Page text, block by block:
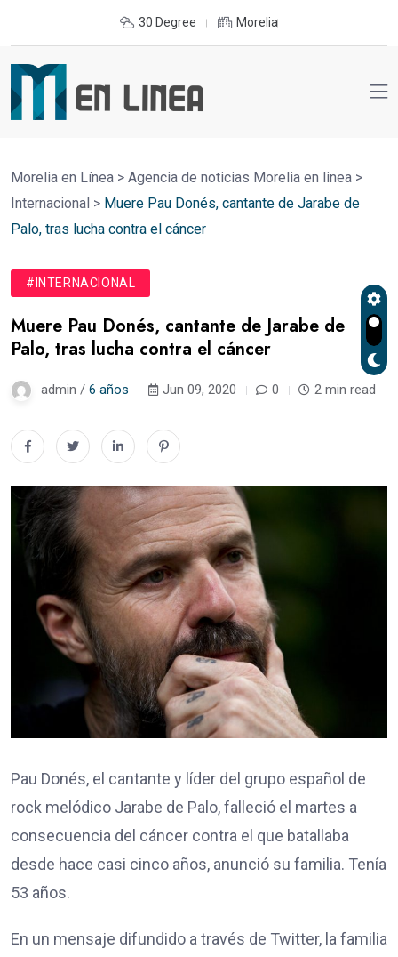
30 Degree Morelia
Morelia en Línea > Agencia de noticias Morelia en linea >
Internacional > Muere Pau Donés, cantante de Jarabe de
Palo, tras lucha contra el cáncer
#INTERNACIONAL
Muere Pau Donés, cantante de Jarabe de
Palo, tras lucha contra el cáncer
admin / 6 años Jun 09, 2020 0 2 min read
Pau Donés, el cantante y líder del grupo español de
rock melódico Jarabe de Palo, falleció el martes a
consecuencia del cáncer contra el que batallaba
desde hace casi cinco años, anunció su familia. Tenía
53 años.
En un mensaje difundido a través de Twitter, la familia